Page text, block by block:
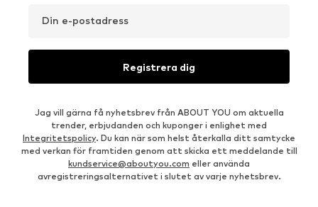
Din e-postadress
Registrera dig
Jag vill gärna få nyhetsbrev från ABOUT YOU om aktuella
trender, erbjudanden och kuponger i enlighet med
Integritetspolicy. Du kan när som helst återkalla ditt samtycke
med verkan för framtiden genom att skicka ett meddelande till
kundservice@aboutyou.com eller använda
avregistreringsalternativet i slutet av varje nyhetsbrev.